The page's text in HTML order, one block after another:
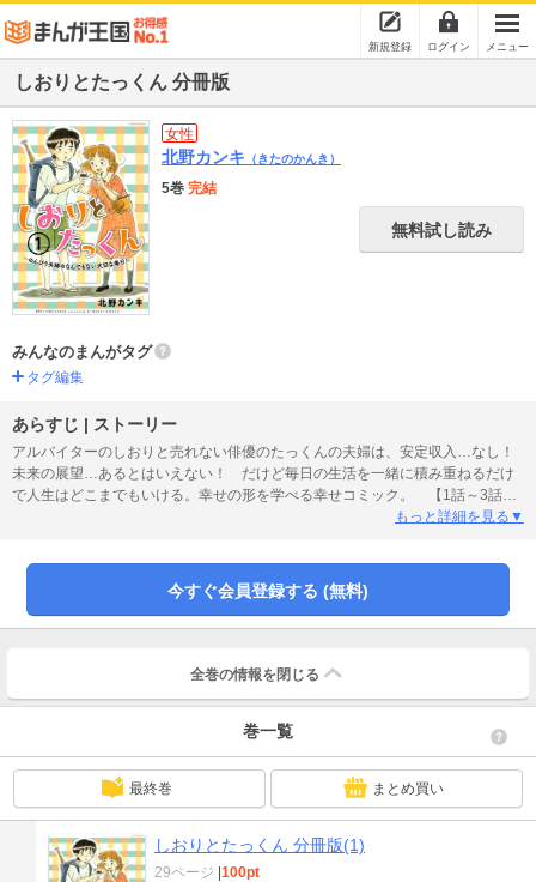
新規登録 ログイン メニュー
しおりとたっくん 分冊版
女性
北野カンキ （きたのかんき）
5巻 完結
無料試し読み
みんなのまんがタグ
タグ編集
あらすじ | ストーリー
アルバイターのしおりと売れない俳優のたっくんの夫婦は、安定収入…なし！
未来の展望…あるとはいえない！ だけど毎日の生活を一緒に積み重ねるだけ
で人生はどこまでもいける。幸せの形を学べる幸せコミック。 【1話～3話収
もっと詳細を見る▼
今すぐ会員登録する (無料)
全巻の情報を 閉じる
巻一覧
最終巻 まとめ買い
しおりとたっくん 分冊版(1)
29ページ |100pt